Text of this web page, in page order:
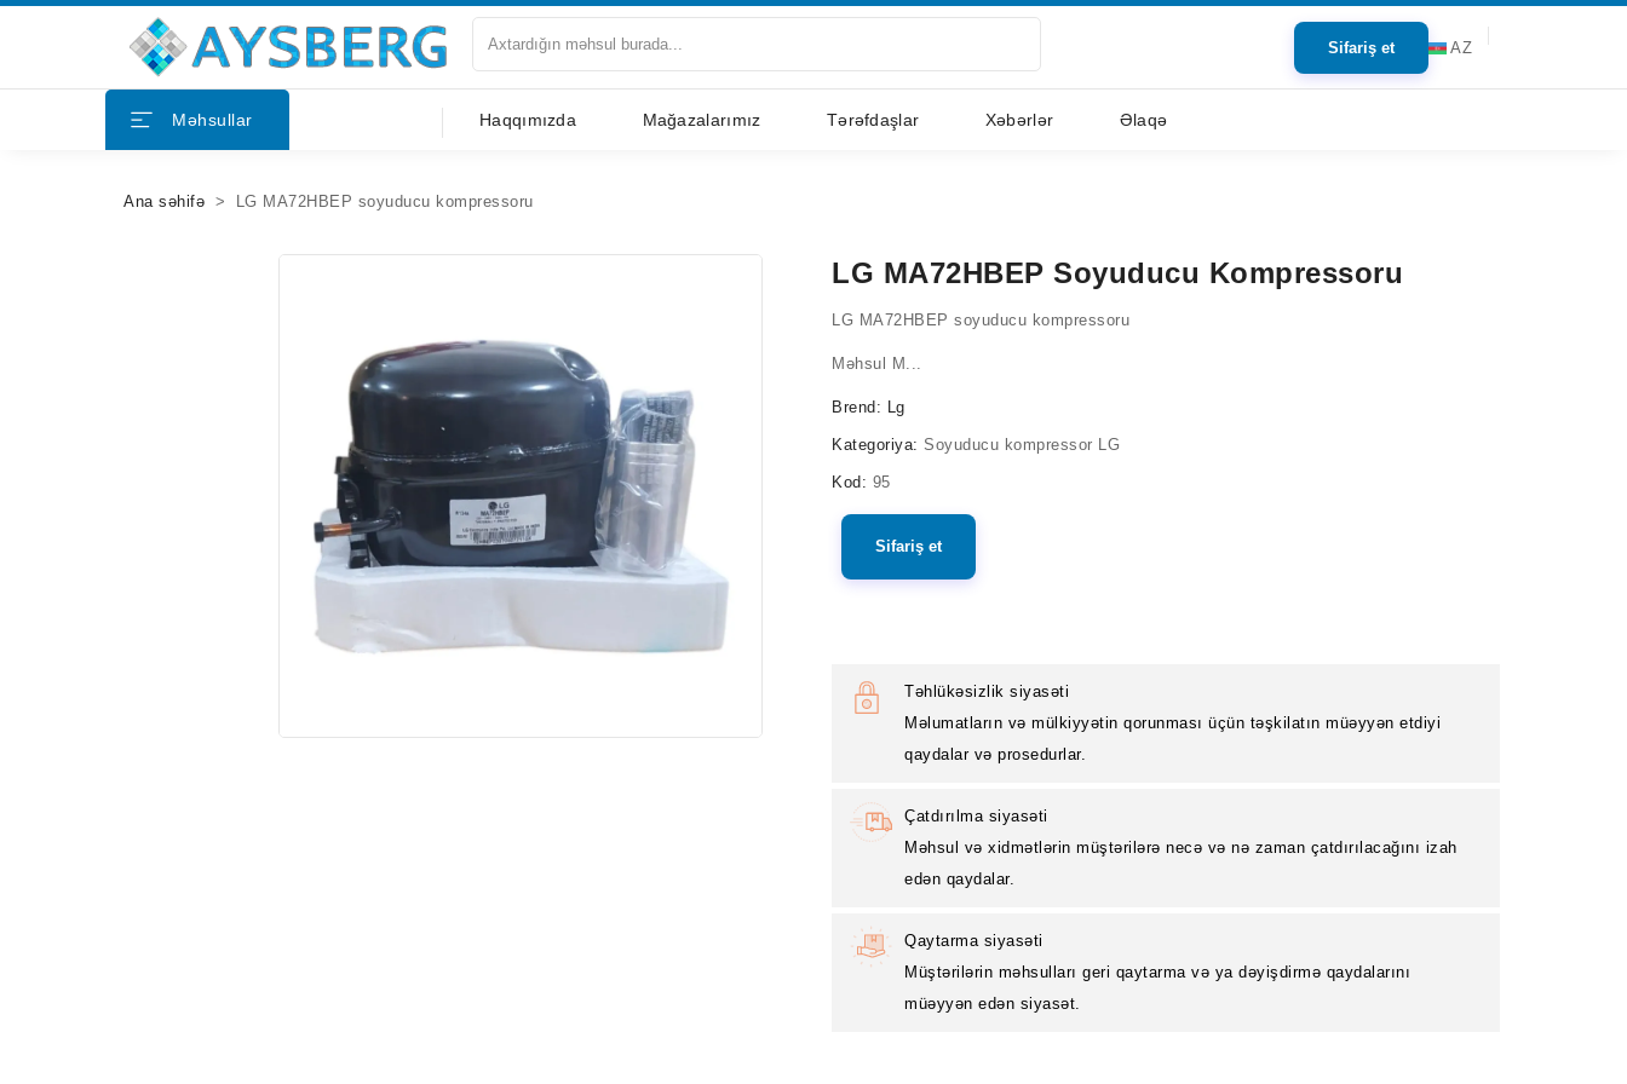
Sifariş et AZ
Məhsullar Haqqımızda Mağazalarımız Tərəfdaşlar Xəbərlər Əlaqə
Ana səhifə LG MA72HBEP soyuducu kompressoru
LG MA72HBEP Soyuducu Kompressoru
LG MA72HBEP soyuducu kompressoru
Məhsul M...
Brend: Lg
Kategoriya: Soyuducu kompressor LG
Kod: 95
Sifariş et
Təhlükəsizlik siyasəti
Məlumatların və mülkiyyətin qorunması üçün təşkilatın müəyyən etdiyi
qaydalar və prosedurlar.
Çatdırılma siyasəti
Məhsul və xidmətlərin müştərilərə necə və nə zaman çatdırılacağını izah
edən qaydalar.
Qaytarma siyasəti
Müştərilərin məhsulları geri qaytarma və ya dəyişdirmə qaydalarını
müəyyən edən siyasət.